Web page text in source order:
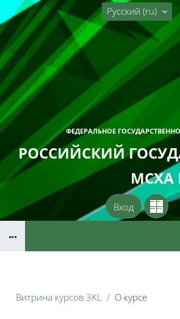
Перейти к основному содержанию
ФЕДЕРАЛЬНОЕ
РОССИЙСКИЙ
МСХА
Русский ‎(ru)‎
Вход
Витрина курсов 3KL О курсе